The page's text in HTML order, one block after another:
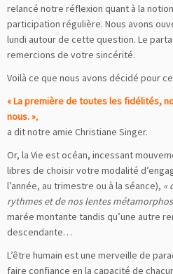
relancé notre réflexion quant à la
participation régulière. Nous avons
lundi autour de cette question. Le
remercions de votre sincérité.
Voilà ce que nous avons décidé pour
« La première de toutes les fidélités,
nous. »,
a dit notre amie Christiane Singer.
Or, la Vie est océan, incessant
libres de choisir votre modalité
l’année, au trimestre ou à la séance), «
rythmes et de nos lentes
marée montante tandis qu’une autre
descendante…
L’être humain est une merveille de
faire confiance en la capacité de